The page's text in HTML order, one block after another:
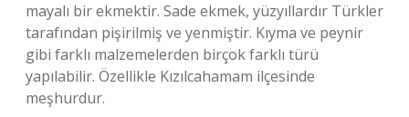
mayalı bir ekmektir. Sade ekmek, yüzyıllardır Türkler
tarafından pişirilmiş ve yenmiştir. Kıyma ve peynir
gibi farklı malzemelerden birçok farklı türü
yapılabilir. Özellikle Kızılcahamam ilçesinde
meşhurdur.